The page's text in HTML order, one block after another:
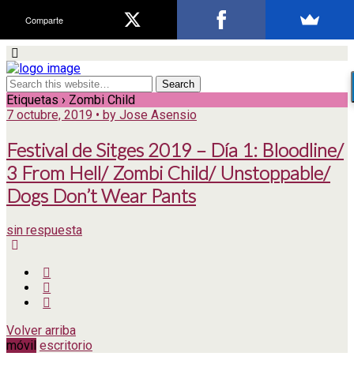
Etiquetas › Zombi Child
7 octubre, 2019 • by Jose Asensio
Festival de Sitges 2019 – Día 1: Bloodline/
3 From Hell/ Zombi Child/ Unstoppable/
Dogs Don’t Wear Pants
sin respuesta
Volver arriba
móvil escritorio
Comparte